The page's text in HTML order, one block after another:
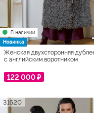
В наличии
Новинка
Женская двухсторонняя
с английским воротником
122 000 ₽
31620